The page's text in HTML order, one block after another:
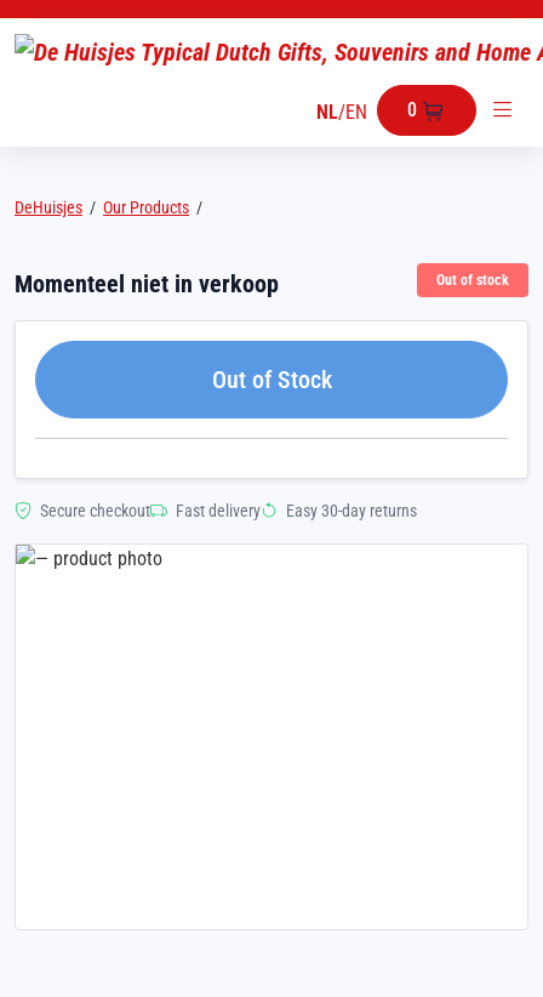
NL/EN 0
DeHuisjes / Our Products /
Momenteel niet in verkoop Out of stock
Out of Stock
Secure checkout Fast delivery Easy 30-day returns